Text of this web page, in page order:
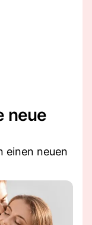
neue
einen neuen